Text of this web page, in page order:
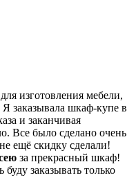
изготовления мебели,
заказывала шкаф-купе в
и заканчивая
Все было сделано очень
ещё скидку сделали!
за прекрасный шкаф!
заказывать только